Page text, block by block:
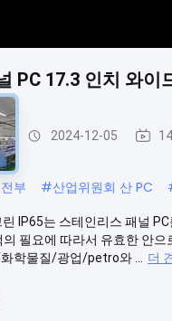
PC 17.3 인치 와이
2024-12-05
부 #산업위원회 산 PC
IP65는 스테인리스 패널
의 필요에 따라서 유효한 안
학물질/광업/petro와 ...
더